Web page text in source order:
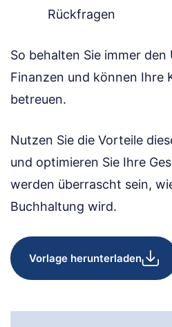
Rückfragen
So behalten Sie immer
Finanzen und können Ihre
betreuen.
Nutzen Sie die Vorteile
und optimieren Sie Ihre
werden überrascht sein,
Buchhaltung wird.
Vorlage herunterladen